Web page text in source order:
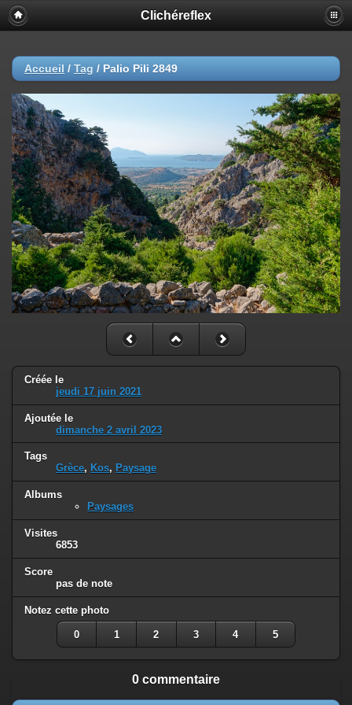
Clichéreflex
Accueil / Tag / Palio Pili 2849
Créée le
jeudi 17 juin 2021
Ajoutée le
dimanche 2 avril 2023
Tags
Grèce, Kos, Paysage
Albums
Paysages
Visites
6853
Score
pas de note
Notez cette photo
0 1 2 3 4 5
0 commentaire